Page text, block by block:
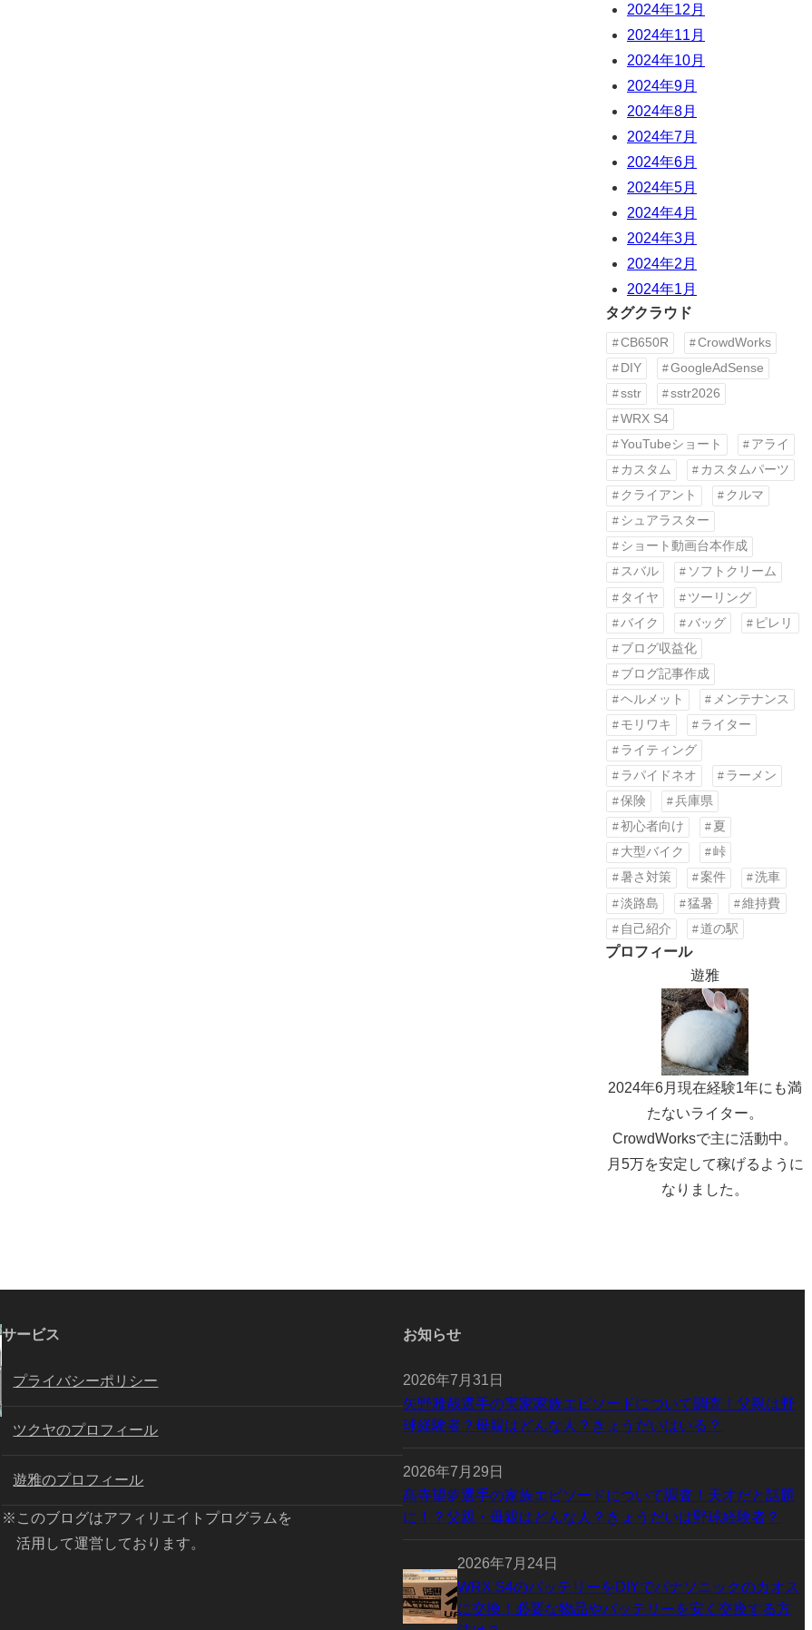
2024年12月
2024年11月
2024年10月
2024年9月
2024年8月
2024年7月
2024年6月
2024年5月
2024年4月
2024年3月
2024年2月
2024年1月
タグクラウド
CB650R
CrowdWorks
DIY
GoogleAdSense
sstr
sstr2026
WRX S4
YouTubeショート
アライ
カスタム
カスタムパーツ
クライアント
クルマ
シュアラスター
ショート動画台本作成
スバル
ソフトクリーム
タイヤ
ツーリング
バイク
バッグ
ピレリ
ブログ収益化
ブログ記事作成
ヘルメット
メンテナンス
モリワキ
ライター
ライティング
ラパイドネオ
ラーメン
保険
兵庫県
初心者向け
夏
大型バイク
峠
暑さ対策
案件
洗車
淡路島
猛暑
維持費
自己紹介
道の駅
プロフィール
遊雅
2024年6月現在経験1年にも満
たないライター。
CrowdWorksで主に活動中。
月5万を安定して稼げるように
なりました。
サービス
プライバシーポリシー
ツクヤのプロフィール
遊雅のプロフィール
※このブログはアフィリエイトプログラムを
活用して運営しております。
お知らせ
2026年7月31日
矢野雅哉選手の実家家族エピソードについて調査！父親は野
球経験者？母親はどんな人？きょうだいはいる？
2026年7月29日
髙寺望夢選手の家族エピソードについて調査！天才だと話題
に！？父親・母親はどんな人？きょうだいは野球経験者？
2026年7月24日
WRX S4のバッテリーをDIYでパナソニックのカオス
に交換！必要な物品やバッテリーを安く交換する方